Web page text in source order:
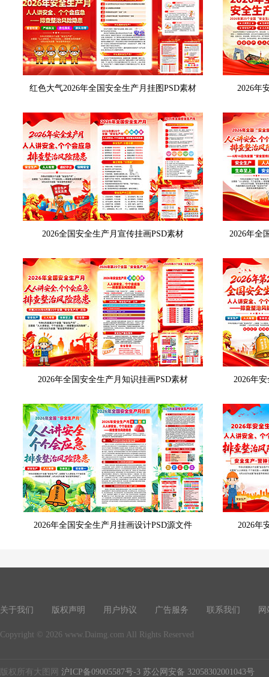
红色大气2026年全国安全生产月挂图PSD素材 2026年
2026全国安全生产月宣传挂画PSD素材 2026年全
2026年全国安全生产月知识挂画PSD素材 2026年
2026年全国安全生产月挂画设计PSD源文件 2026年
关于我们 版权声明 用户协议 广告服务 联系我们 网
Copyright © 2026 www.Daimg.com All Rights Reserved
版权所有大图网 沪ICP备09005587号-3 苏公网安备 32058302001043号